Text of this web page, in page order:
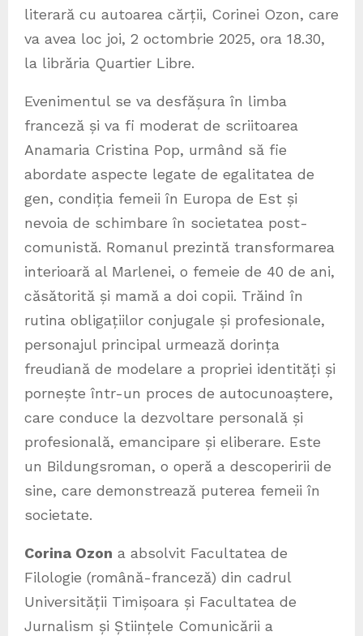
literară cu autoarea cărții, Corinei Ozon, care
va avea loc joi, 2 octombrie 2025, ora 18.30,
la librăria Quartier Libre.
Evenimentul se va desfășura în limba
franceză și va fi moderat de scriitoarea
Anamaria Cristina Pop, urmând să fie
abordate aspecte legate de egalitatea de
gen, condiția femeii în Europa de Est și
nevoia de schimbare în societatea post-
comunistă. Romanul prezintă transformarea
interioară al Marlenei, o femeie de 40 de ani,
căsătorită și mamă a doi copii. Trăind în
rutina obligațiilor conjugale și profesionale,
personajul principal urmează dorința
freudiană de modelare a propriei identități și
pornește într-un proces de autocunoaștere,
care conduce la dezvoltare personală și
profesională, emancipare și eliberare. Este
un Bildungsroman, o operă a descoperirii de
sine, care demonstrează puterea femeii în
societate.
Corina Ozon a absolvit Facultatea de
Filologie (română-franceză) din cadrul
Universității Timișoara și Facultatea de
Jurnalism și Științele Comunicării a